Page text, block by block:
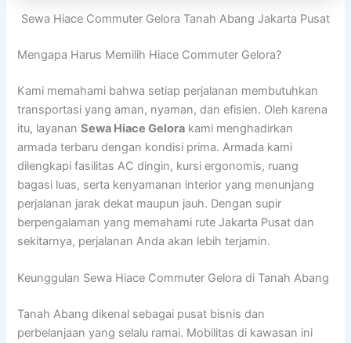
Sewa Hiace Commuter Gelora Tanah Abang Jakarta Pusat
Mengapa Harus Memilih Hiace Commuter Gelora?
Kami memahami bahwa setiap perjalanan membutuhkan
transportasi yang aman, nyaman, dan efisien. Oleh karena
itu, layananSewa Hiace Gelora kami menghadirkan
armada terbaru dengan kondisi prima. Armada kami
dilengkapi fasilitas AC dingin, kursi ergonomis, ruang
bagasi luas, serta kenyamanan interior yang menunjang
perjalanan jarak dekat maupun jauh. Dengan supir
berpengalaman yang memahami rute Jakarta Pusat dan
sekitarnya, perjalanan Anda akan lebih terjamin.
Keunggulan Sewa Hiace Commuter Gelora di Tanah Abang
Tanah Abang dikenal sebagai pusat bisnis dan
perbelanjaan yang selalu ramai. Mobilitas di kawasan ini